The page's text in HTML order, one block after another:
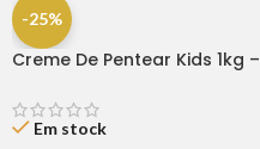
-25%
Creme De Pentear Kids 1kg –
Em stock